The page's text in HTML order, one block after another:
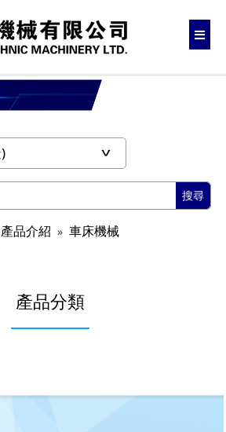
搜尋
產品介紹
車床機械
產品分類